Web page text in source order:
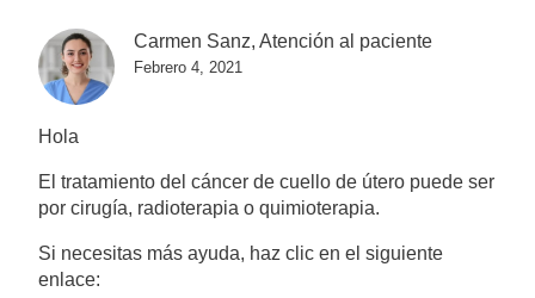
Carmen Sanz, Atención al paciente
Febrero 4, 2021
Hola
El tratamiento del cáncer de cuello de útero puede ser
por cirugía, radioterapia o quimioterapia.
Si necesitas más ayuda, haz clic en el siguiente
enlace: